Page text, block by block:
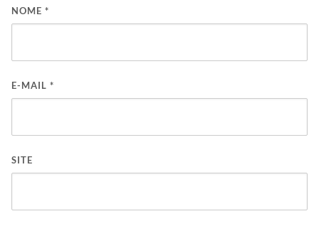
NOME *
E-MAIL *
SITE